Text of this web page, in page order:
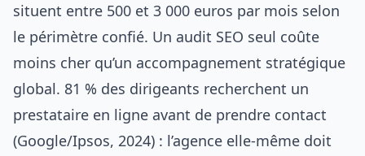
situent entre 500 et 3 000 euros par mois selon
le périmètre confié. Un audit SEO seul coûte
moins cher qu’un accompagnement stratégique
global. 81 % des dirigeants recherchent un
prestataire en ligne avant de prendre contact
(Google/Ipsos, 2024) : l’agence elle-même doit